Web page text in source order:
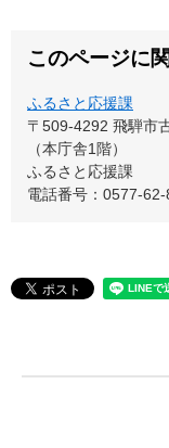
このページに
ふるさと応援課
〒509-4292 飛騨市
（本庁舎1階）
ふるさと応援課
電話番号：0577-